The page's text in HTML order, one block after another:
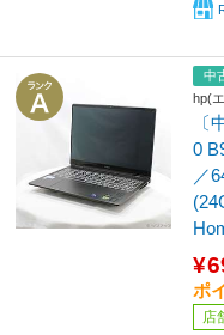
中
hp(
〔
0
／
ポ
店